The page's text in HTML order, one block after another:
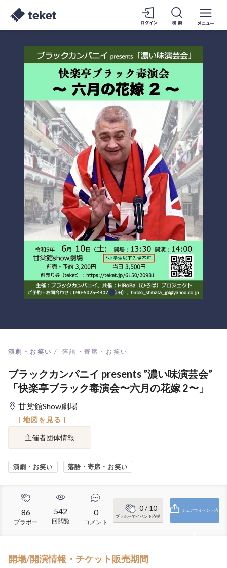
演劇・お笑い 落語・寄席・お笑い
ブラックカンパニイ presents ”濃い味演芸会”
「快楽亭ブラック毒演会〜六月の花嫁 2〜」
甘棠館Show劇場
[ 地図を見る ]
主催者団体情報
演劇・お笑い 落語・寄席・お笑い
86
ブラボー
542
回閲覧
0
コメント
0/ 10
ブラボーでイベント応援
シェアでイベント応
開場/開演情報・チケット販売期間